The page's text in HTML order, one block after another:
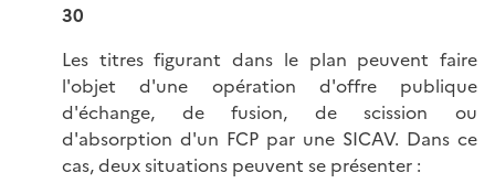
30
Les titres figurant dans le plan peuvent faire
l'objet d'une opération d'offre publique
d'échange, de fusion, de scission ou
d'absorption d'un FCP par une SICAV. Dans ce
cas, deux situations peuvent se présenter :